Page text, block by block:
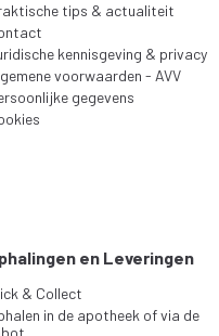
tips & actualiteit
kennisgeving & privacy
voorwaarden - AVV
gegevens
en Leveringen
& Collect
in de apotheek of via de